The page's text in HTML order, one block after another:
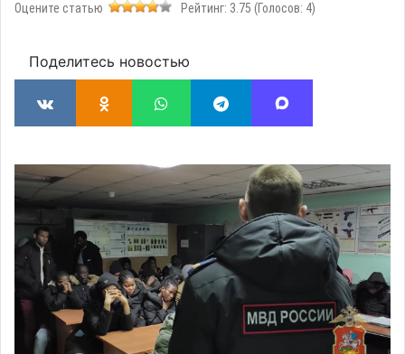
Оцените статью
Рейтинг: 3.75 (Голосов: 4)
Поделитесь новостью